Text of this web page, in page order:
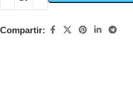
Compartir: